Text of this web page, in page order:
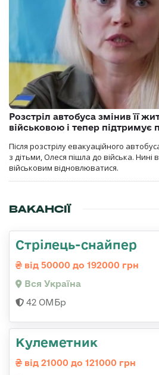
Розстріл автобуса змінив її
військовою і тепер підтримує
Після розстрілу евакуаційного
з дітьми, Олеся пішла до війська. Нині
військовим відновлюватися.
ВАКАНСІЇ
Стрілець-снайпер
від 50000 до 192000 грн
Вся Україна
42 ОМБр
Кулеметник
від 21000 до 121000 грн